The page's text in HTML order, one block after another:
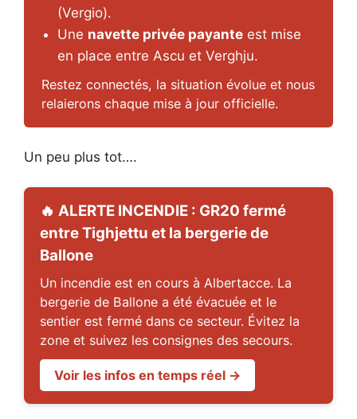
(Vergio).
Une navette privée payante est mise
en place entre Ascu et Verghju.
Restez connectés, la situation évolue et nous
relaierons chaque mise à jour officielle.
Un peu plus tot….
🔥 ALERTE INCENDIE : GR20 fermé
entre Tighjettu et la bergerie de
Ballone
Un incendie est en cours à Albertacce. La
bergerie de Ballone a été évacuée et le
sentier est fermé dans ce secteur. Évitez la
zone et suivez les consignes des secours.
Voir les infos en temps réel →